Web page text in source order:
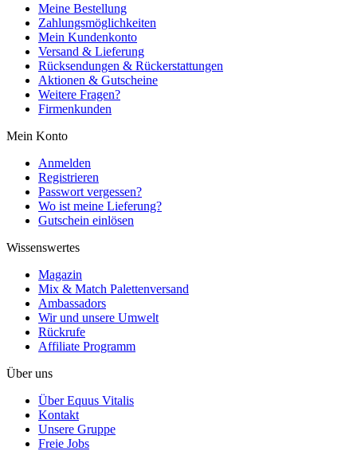
Meine Bestellung
Zahlungsmöglichkeiten
Mein Kundenkonto
Versand & Lieferung
Rücksendungen & Rückerstattungen
Aktionen & Gutscheine
Weitere Fragen?
Firmenkunden
Mein Konto
Anmelden
Registrieren
Passwort vergessen?
Wo ist meine Lieferung?
Gutschein einlösen
Wissenswertes
Magazin
Mix & Match Palettenversand
Ambassadors
Wir und unsere Umwelt
Rückrufe
Affiliate Programm
Über uns
Über Equus Vitalis
Kontakt
Unsere Gruppe
Freie Jobs